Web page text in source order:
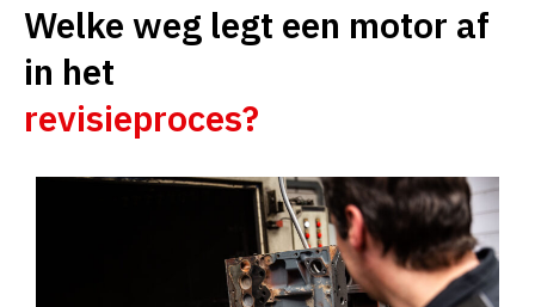
Welke weg legt een motor af
in het
revisieproces?